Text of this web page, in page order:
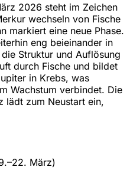
2026 steht im Zeichen
wechseln von Fische
markiert eine neue Phase.
eng beieinander in
Struktur und Auflösung
durch Fische und bildet
in Krebs, was
Wachstum verbindet. Die
lädt zum Neustart ein,
März)